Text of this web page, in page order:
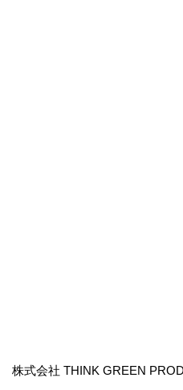
株式会社 THINK GREEN